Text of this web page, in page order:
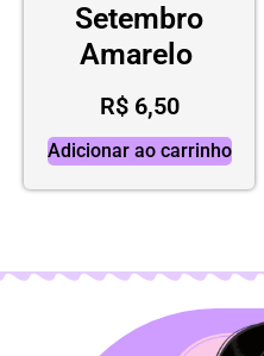
Setembro
Amarelo
R$6,50
Adicionar ao carrinho